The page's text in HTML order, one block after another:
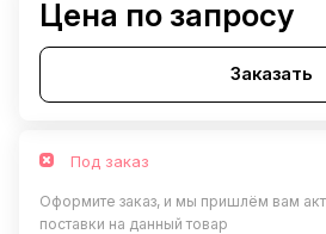
Цена по запросу
Заказать
Под заказ
Оформите заказ, и мы пришлём вам
поставки на данный товар